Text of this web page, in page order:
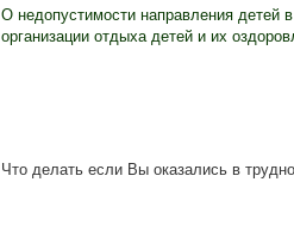
О недопустимости направления детей
организации отдыха детей и их
Что делать если Вы оказались в